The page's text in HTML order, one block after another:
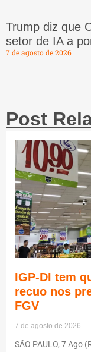
Trump diz que
setor de IA a
7 de agosto de 2026
Post
IGP-DI tem
recuo nos
FGV
7 de agosto de 2026
SÃO PAULO, 7 Ago